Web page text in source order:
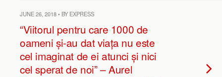
JUNE 26, 2018 • BY EXPRESS
“Viitorul pentru care 1000 de
oameni și-au dat viața nu este
cel imaginat de ei atunci și nici
cel sperat de noi” – Aurel